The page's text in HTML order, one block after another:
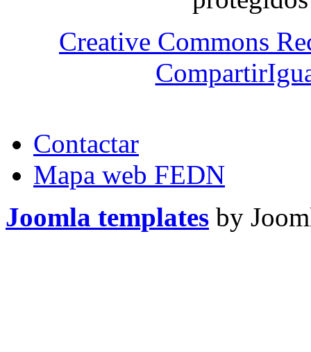
Creative Commons
Contactar
Mapa web FEDN
Joomla templates by